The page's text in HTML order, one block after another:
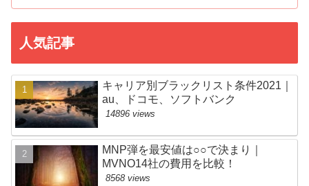
人気記事
キャリア別ブラックリスト条件2021｜
au、ドコモ、ソフトバンク
14896 views
MNP弾を最安値は○○で決まり｜
MVNO14社の費用を比較！
8568 views